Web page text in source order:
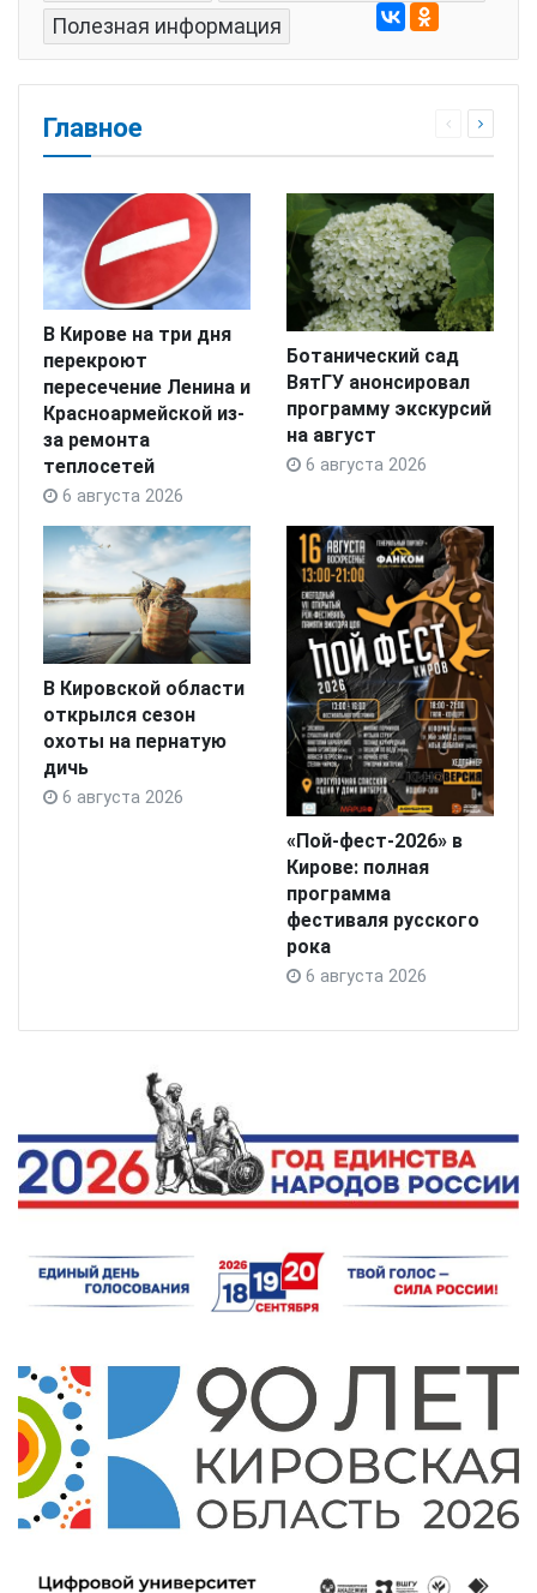
Полезная информация
Главное
В Кирове на три дня
перекроют
пересечение Ленина и
Красноармейской из-
за ремонта
теплосетей
6 августа 2026
Ботанический сад
ВятГУ анонсировал
программу экскурсий
на август
6 августа 2026
В Кировской области
открылся сезон
охоты на пернатую
дичь
6 августа 2026
«Пой-фест-2026» в
Кирове: полная
программа
фестиваля русского
рока
6 августа 2026